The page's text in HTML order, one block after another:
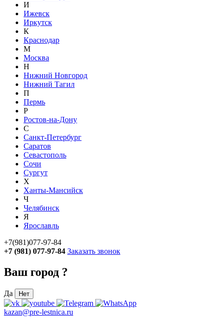
И
Ижевск
Иркутск
К
Краснодар
М
Москва
Н
Нижний Новгород
Нижний Тагил
П
Пермь
Р
Ростов-на-Дону
С
Санкт-Петербург
Саратов
Севастополь
Сочи
Сургут
Х
Ханты-Мансийск
Ч
Челябинск
Я
Ярославль
+7(981)077-97-84
+7 (981) 077-97-84 Заказать звонок
Ваш город ?
Да Нет
kazan@pre-lestnica.ru